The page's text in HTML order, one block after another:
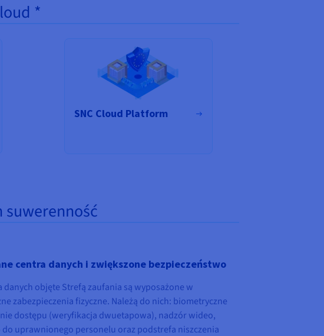
*
SNC Cloud Platform
suwerenność
centra danych i zwiększone bezpieczeństwo
danych objęte Strefą zaufania są wyposażone w
zabezpieczenia fizyczne. Należą do nich: biometryczne
dostępu (weryfikacja dwuetapowa), nadzór wideo,
uprawnionego personelu oraz podstrefa niszczenia